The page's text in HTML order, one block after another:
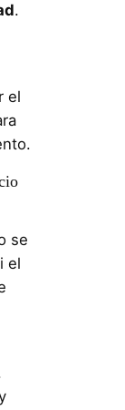
.
el
se
el